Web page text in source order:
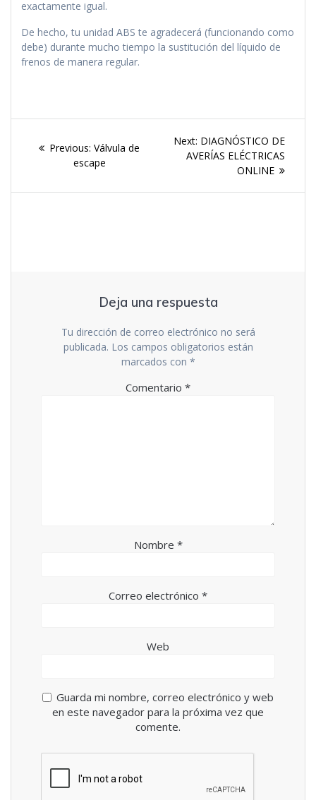
exactamente igual.
De hecho, tu unidad ABS te agradecerá (funcionando como
debe) durante mucho tiempo la sustitución del líquido de
frenos de manera regular.
entradas
Previous: Previous
post:
Válvula de
escape
Next: Next
post:
DIAGNÓSTICO DE
AVERÍAS ELÉCTRICAS
ONLINE
Deja una respuesta
Tu dirección de correo electrónico no será
publicada. Los campos obligatorios están
marcados con *
Comentario *
Nombre *
Correo electrónico *
Web
Guarda mi nombre, correo electrónico y web
en este navegador para la próxima vez que
comente.